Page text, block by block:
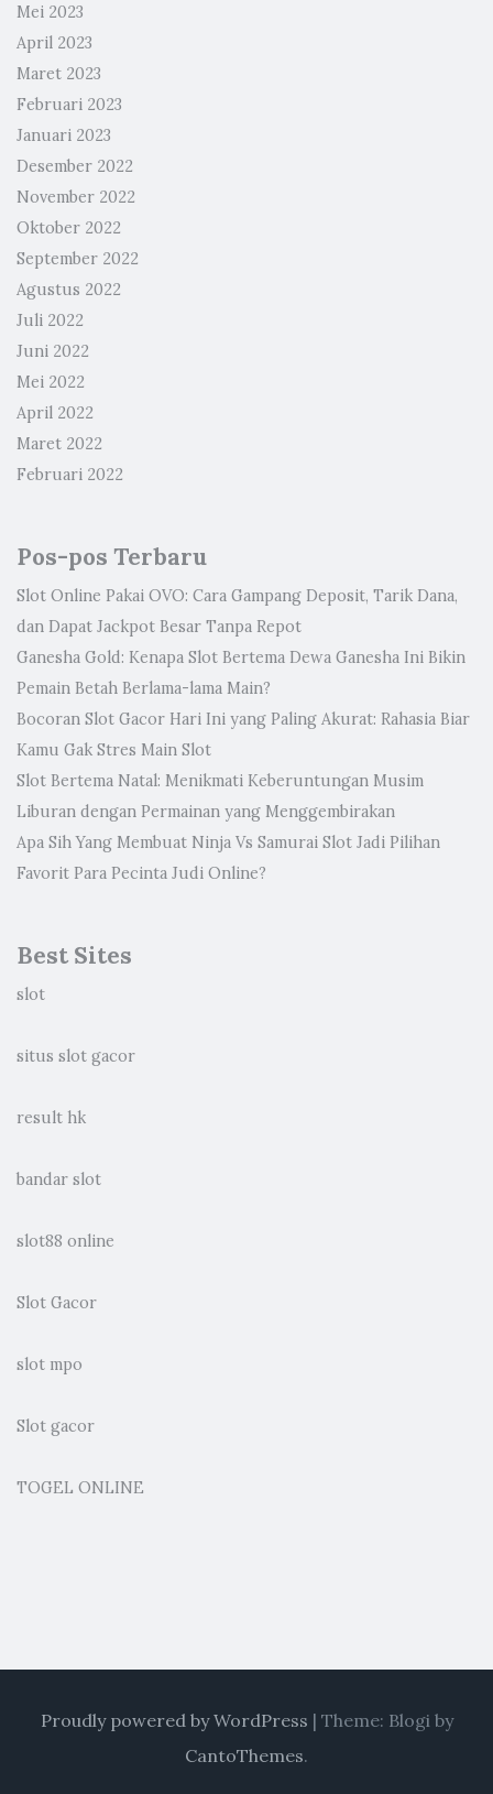
Mei 2023
April 2023
Maret 2023
Februari 2023
Januari 2023
Desember 2022
November 2022
Oktober 2022
September 2022
Agustus 2022
Juli 2022
Juni 2022
Mei 2022
April 2022
Maret 2022
Februari 2022
Pos-pos Terbaru
Slot Online Pakai OVO: Cara Gampang Deposit, Tarik Dana,
dan Dapat Jackpot Besar Tanpa Repot
Ganesha Gold: Kenapa Slot Bertema Dewa Ganesha Ini Bikin
Pemain Betah Berlama-lama Main?
Bocoran Slot Gacor Hari Ini yang Paling Akurat: Rahasia Biar
Kamu Gak Stres Main Slot
Slot Bertema Natal: Menikmati Keberuntungan Musim
Liburan dengan Permainan yang Menggembirakan
Apa Sih Yang Membuat Ninja Vs Samurai Slot Jadi Pilihan
Favorit Para Pecinta Judi Online?
Best Sites
slot
situs slot gacor
result hk
bandar slot
slot88 online
Slot Gacor
slot mpo
Slot gacor
TOGEL ONLINE
Proudly powered by WordPress | Theme: Blogi by
CantoThemes.